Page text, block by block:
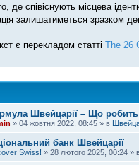
де співіснують місцева
залишатиметься зразком
є перекладом статті The 26
Швейцарії – Що робить
» 04 жовтня 2022, 08:45 » в
банк Швейцарії
Swiss! » 28 лютого 2025, 00:24 »